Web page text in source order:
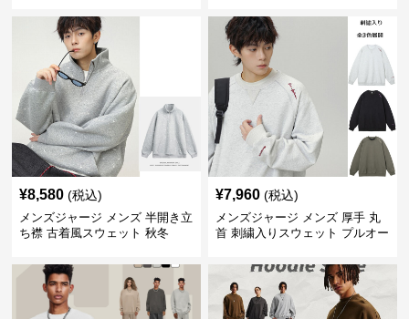
¥8,580 (税込)
メンズジャージ メンズ 半開き立
ち襟 古着風スウェット 秋冬
¥7,960 (税込)
メンズジャージ メンズ 厚手 丸
首 刺繍入りスウェット プルオー